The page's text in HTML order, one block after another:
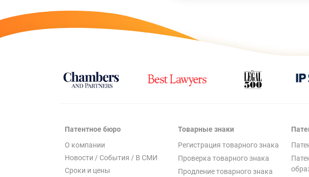
Патентное бюро
О компании
Новости / События / В СМИ
Сроки и цены
Товарные знаки
Регистрация товарного знака
Проверка товарного знака
Продление товарного знака